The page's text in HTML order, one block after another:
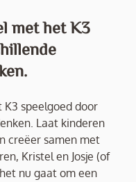
met het K3
speelgoed door
Laat kinderen
creëer samen met
Kristel en Josje (of
nu gaat om een